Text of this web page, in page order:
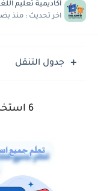
أكاديمية تعليم
اخر تحديث : منذ
جدول التنقل
6 استخدامات مختلفة لكلمة Get